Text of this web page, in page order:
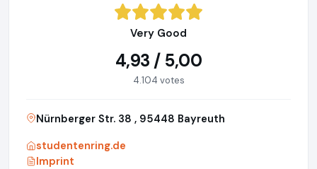
Very Good
4,93 / 5,00
4.104 votes
Nürnberger Str. 38 , 95448 Bayreuth
studentenring.de
Imprint